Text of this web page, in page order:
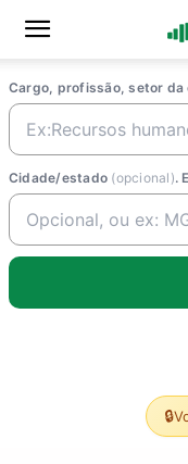
Cargo, profissão, setor da
Cidade/estado (opcional).
🔒